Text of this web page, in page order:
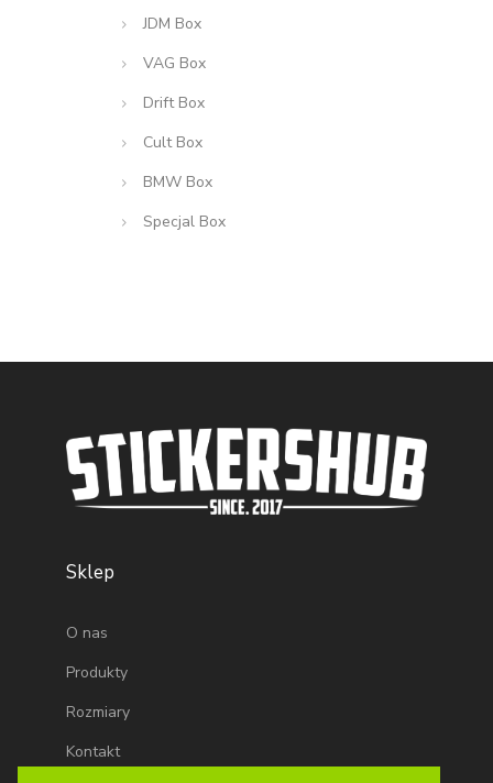
JDM Box
VAG Box
Drift Box
Cult Box
BMW Box
Specjal Box
Sklep
O nas
Produkty
Rozmiary
Kontakt